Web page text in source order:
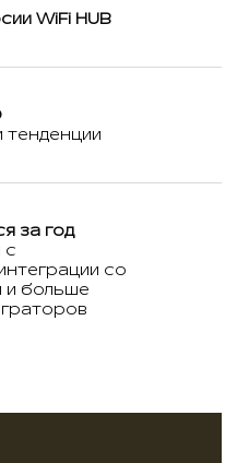
WiFi HUB
за год
с
со
и больше